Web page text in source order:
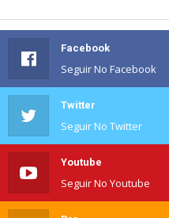
Facebook
Seguir No Facebook
Twitter
Seguir No Twitter
Youtube
Seguir No Youtube